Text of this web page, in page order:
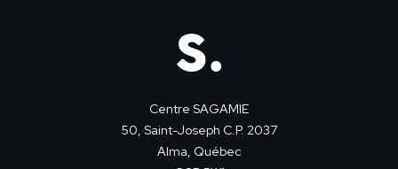
Centre SAGAMIE
50, Saint-Joseph C.P. 2037
Alma, Québec